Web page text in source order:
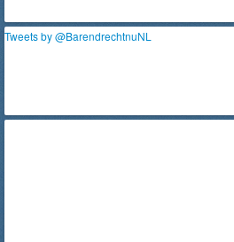
Tweets by @BarendrechtnuNL